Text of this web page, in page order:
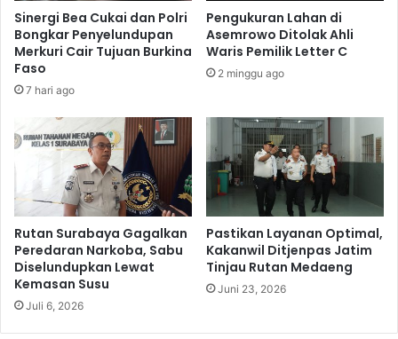
P
o
l
e
a
n
A
l
a
Sinergi Bea Cukai dan Polri
Bongkar Penyelundupan
Merkuri Cair Tujuan Burkina
Faso
7 hari ago
Pengukuran Lahan di
Asemrowo Ditolak Ahli
Waris Pemilik Letter C
2 minggu ago
Rutan Surabaya Gagalkan
Peredaran Narkoba, Sabu
Diselundupkan Lewat
Kemasan Susu
Juli 6, 2026
Pastikan Layanan Optimal,
Kakanwil Ditjenpas Jatim
Tinjau Rutan Medaeng
Juni 23, 2026